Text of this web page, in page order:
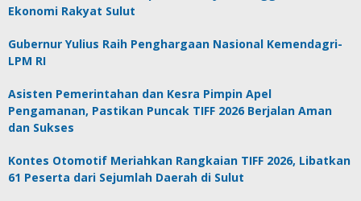
Ekonomi Rakyat Sulut
Gubernur Yulius Raih Penghargaan Nasional Kemendagri-
LPM RI
Asisten Pemerintahan dan Kesra Pimpin Apel
Pengamanan, Pastikan Puncak TIFF 2026 Berjalan Aman
dan Sukses
Kontes Otomotif Meriahkan Rangkaian TIFF 2026, Libatkan
61 Peserta dari Sejumlah Daerah di Sulut